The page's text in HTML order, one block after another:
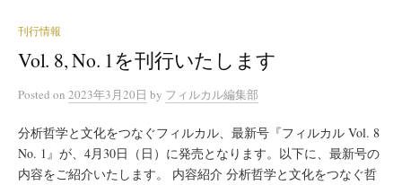
刊行情報
Vol. 8, No. 1を刊行いたします
Posted on 2023年3月20日 by フィルカル編集部
分析哲学と文化をつなぐフィルカル、最新号『フィルカル Vol. 8
No. 1』が、4月30日（日）に発売となります。以下に、最新号の
内容をご紹介いたします。 内容紹介 分析哲学と文化をつなぐ哲